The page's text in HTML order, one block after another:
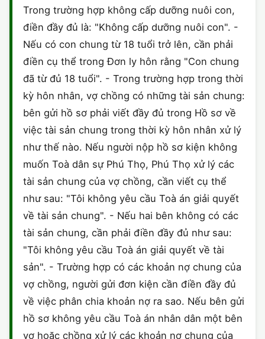
Trong trường hợp không cấp dưỡng nuôi con,
điền đầy đủ là: "Không cấp dưỡng nuôi con". -
Nếu có con chung từ 18 tuổi trở lên, cần phải
điền cụ thể trong Đơn ly hôn rằng "Con chung
đã từ đủ 18 tuổi". - Trong trường hợp trong thời
kỳ hôn nhân, vợ chồng có những tài sản chung:
bên gửi hồ sơ phải viết đầy đủ trong Hồ sơ về
việc tài sản chung trong thời kỳ hôn nhân xử lý
như thế nào. Nếu người nộp hồ sơ kiện không
muốn Toà dân sự Phú Thọ, Phú Thọ xử lý các
tài sản chung của vợ chồng, cần viết cụ thể
như sau: "Tôi không yêu cầu Toà án giải quyết
về tài sản chung". - Nếu hai bên không có các
tài sản chung, cần phải điền đầy đủ như sau:
"Tôi không yêu cầu Toà án giải quyết về tài
sản". - Trường hợp có các khoản nợ chung của
vợ chồng, người gửi đơn kiện cần điền đầy đủ
về việc phân chia khoản nợ ra sao. Nếu bên gửi
hồ sơ không yêu cầu Toà án nhân dân một bên
vợ hoặc chồng xử lý các khoản nợ chung của